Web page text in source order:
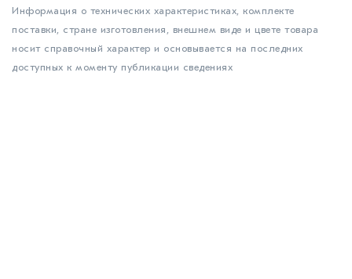
Информация о технических характеристиках, комплекте
поставки, стране изготовления, внешнем виде и цвете товара
носит справочный характер и основывается на последних
доступных к моменту публикации сведениях